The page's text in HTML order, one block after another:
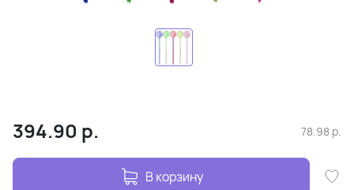
394.90 р. 78.98 р.
В корзину